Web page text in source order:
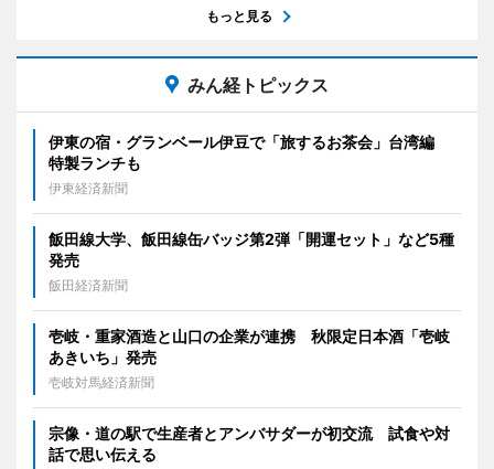
もっと見る
みん経トピックス
伊東の宿・グランベール伊豆で「旅するお茶会」台湾編
特製ランチも
伊東経済新聞
飯田線大学、飯田線缶バッジ第2弾「開運セット」など5種
発売
飯田経済新聞
壱岐・重家酒造と山口の企業が連携 秋限定日本酒「壱岐
あきいち」発売
壱岐対馬経済新聞
宗像・道の駅で生産者とアンバサダーが初交流 試食や対
話で思い伝える